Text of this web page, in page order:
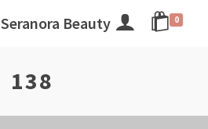
Seranora Beauty 0
138